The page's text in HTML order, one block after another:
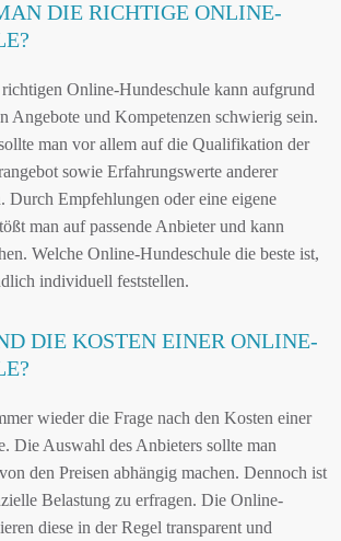
DIE RICHTIGE ONLINE-
Online-Hundeschule kann aufgrund
Angebote und Kompetenzen schwierig sein.
man vor allem auf die Qualifikation der
sowie Erfahrungswerte anderer
Durch Empfehlungen oder eine eigene
man auf passende Anbieter und kann
Welche Online-Hundeschule die beste ist,
individuell feststellen.
DIE KOSTEN EINER ONLINE-
wieder die Frage nach den Kosten einer
Die Auswahl des Anbieters sollte man
den Preisen abhängig machen. Dennoch ist
Belastung zu erfragen. Die Online-
diese in der Regel transparent und